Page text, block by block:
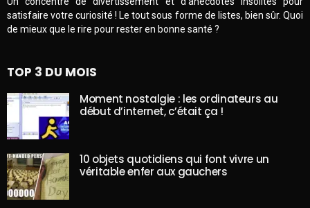
satisfaire votre curiosité ! Le tout sous forme de listes, bien sûr. Quoi
de mieux que le rire pour rester en bonne santé ?
TOP 3 DU MOIS
Moment nostalgie : les ordinateurs au
début d’internet, c’était ça !
10 objets quotidiens qui font vivre un
véritable enfer aux gauchers